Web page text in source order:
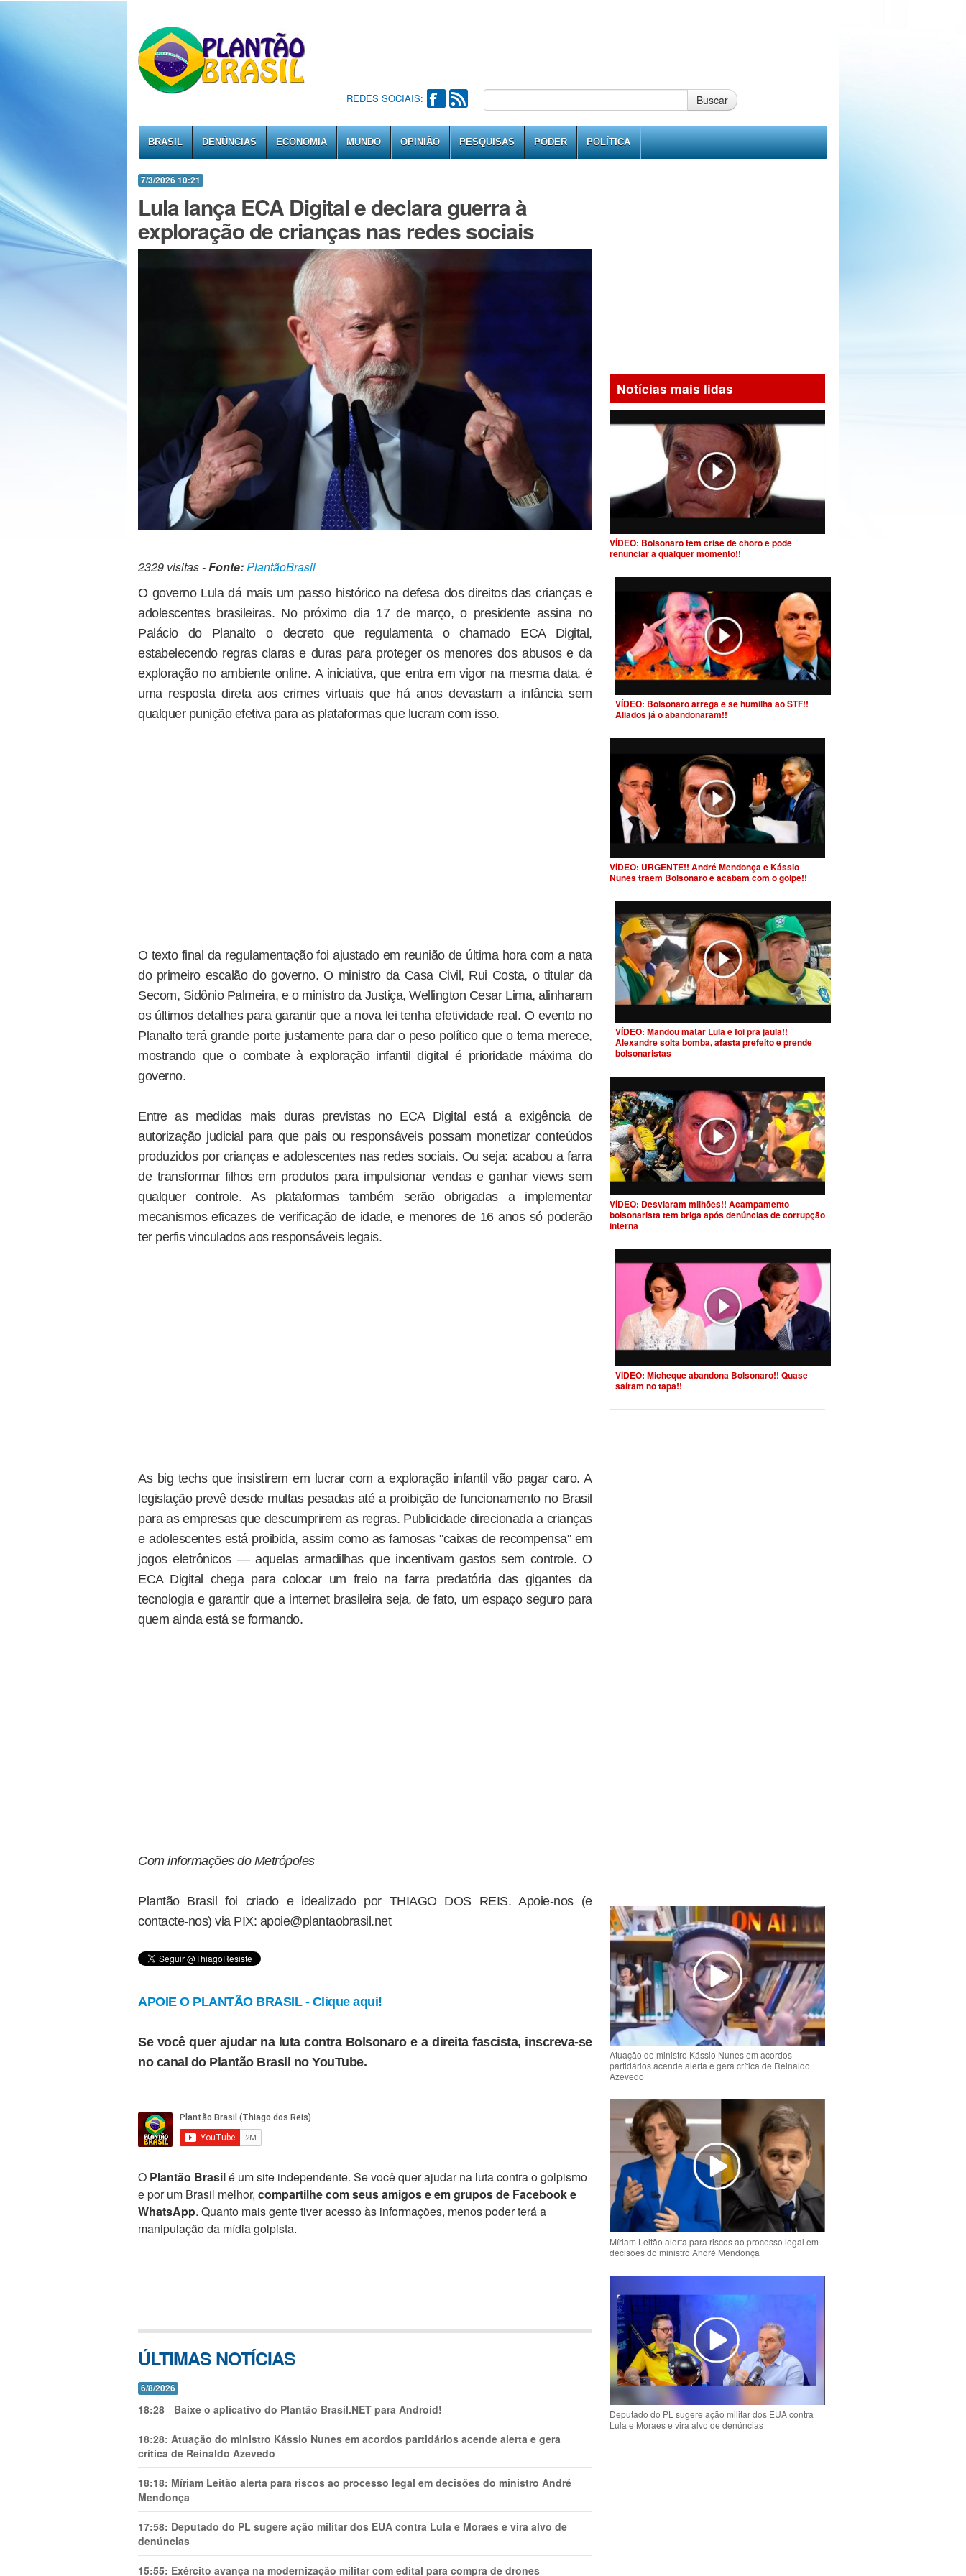
REDES SOCIAIS: Buscar
BRASIL DENÚNCIAS ECONOMIA MUNDO OPINIÃO PESQUISAS PODER POLÍTICA
7/3/2026 10:21
Lula lança ECA Digital e declara guerra à
exploração de crianças nas redes sociais
2329 visitas -Fonte:PlantãoBrasil
O governo Lula dá mais um passo histórico na defesa dos direitos das crianças e
adolescentes brasileiras. No próximo dia 17 de março, o presidente assina no
Palácio do Planalto o decreto que regulamenta o chamado ECA Digital,
estabelecendo regras claras e duras para proteger os menores dos abusos e da
exploração no ambiente online. A iniciativa, que entra em vigor na mesma data, é
uma resposta direta aos crimes virtuais que há anos devastam a infância sem
qualquer punição efetiva para as plataformas que lucram com isso.
O texto final da regulamentação foi ajustado em reunião de última hora com a nata
do primeiro escalão do governo. O ministro da Casa Civil, Rui Costa, o titular da
Secom, Sidônio Palmeira, e o ministro da Justiça, Wellington Cesar Lima, alinharam
os últimos detalhes para garantir que a nova lei tenha efetividade real. O evento no
Planalto terá grande porte justamente para dar o peso político que o tema merece,
mostrando que o combate à exploração infantil digital é prioridade máxima do
governo.
Entre as medidas mais duras previstas no ECA Digital está a exigência de
autorização judicial para que pais ou responsáveis possam monetizar conteúdos
produzidos por crianças e adolescentes nas redes sociais. Ou seja: acabou a farra
de transformar filhos em produtos para impulsionar vendas e ganhar views sem
qualquer controle. As plataformas também serão obrigadas a implementar
mecanismos eficazes de verificação de idade, e menores de 16 anos só poderão
ter perfis vinculados aos responsáveis legais.
As big techs que insistirem em lucrar com a exploração infantil vão pagar caro. A
legislação prevê desde multas pesadas até a proibição de funcionamento no Brasil
para as empresas que descumprirem as regras. Publicidade direcionada a crianças
e adolescentes está proibida, assim como as famosas "caixas de recompensa" em
jogos eletrônicos — aquelas armadilhas que incentivam gastos sem controle. O
ECA Digital chega para colocar um freio na farra predatória das gigantes da
tecnologia e garantir que a internet brasileira seja, de fato, um espaço seguro para
quem ainda está se formando.
Com informações do Metrópoles
Plantão Brasil foi criado e idealizado por THIAGO DOS REIS. Apoie-nos (e
contacte-nos) via PIX: apoie@plantaobrasil.net
APOIE O PLANTÃO BRASIL - Clique aqui!
Se você quer ajudar na luta contra Bolsonaro e a direita fascista, inscreva-se
no canal do Plantão Brasil no YouTube.
O Plantão Brasilé um site independente. Se você quer ajudar na luta contra o golpismo
e por um Brasil melhor, compartilhe com seus amigos e em grupos de Facebook e
WhatsApp. Quanto mais gente tiver acesso às informações, menos poder terá a
manipulação da mídia golpista.
ÚLTIMAS NOTÍCIAS
6/8/2026
18:28 - Baixe o aplicativo do Plantão Brasil.NET para Android!
18:28: Atuação do ministro Kássio Nunes em acordos partidários acende alerta e gera
crítica de Reinaldo Azevedo
18:18: Míriam Leitão alerta para riscos ao processo legal em decisões do ministro André
Mendonça
17:58: Deputado do PL sugere ação militar dos EUA contra Lula e Moraes e vira alvo de
denúncias
15:55: Exército avança na modernização militar com edital para compra de drones
Notícias mais lidas
VÍDEO: Bolsonaro tem crise de choro e pode
renunciar a qualquer momento!!
VÍDEO: Bolsonaro arrega e se humilha ao STF!!
Aliados já o abandonaram!!
VÍDEO: URGENTE!! André Mendonça e Kássio
Nunes traem Bolsonaro e acabam com o golpe!!
VÍDEO: Mandou matar Lula e foi pra jaula!!
Alexandre solta bomba, afasta prefeito e prende
bolsonaristas
VÍDEO: Desviaram milhões!! Acampamento
bolsonarista tem briga após denúncias de corrupção
interna
VÍDEO: Micheque abandona Bolsonaro!! Quase
saíram no tapa!!
Atuação do ministro Kássio Nunes em acordos
partidários acende alerta e gera crítica de Reinaldo
Azevedo
Míriam Leitão alerta para riscos ao processo legal em
decisões do ministro André Mendonça
Deputado do PL sugere ação militar dos EUA contra
Lula e Moraes e vira alvo de denúncias